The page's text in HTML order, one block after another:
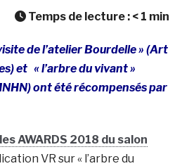
Temps de lecture : < 1 min
de l’atelier Bourdelle » (Art
et « l’arbre du vivant »
ont été récompensés par
AWARDS 2018 du salon
VR sur « l’arbre du